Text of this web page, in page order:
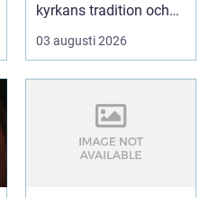
kyrkans tradition och
församling...
03 augusti 2026